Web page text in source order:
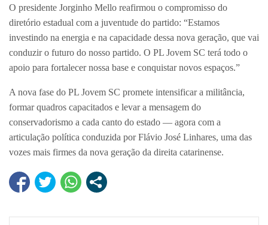
O presidente Jorginho Mello reafirmou o compromisso do
diretório estadual com a juventude do partido: “Estamos
investindo na energia e na capacidade dessa nova geração, que vai
conduzir o futuro do nosso partido. O PL Jovem SC terá todo o
apoio para fortalecer nossa base e conquistar novos espaços.”
A nova fase do PL Jovem SC promete intensificar a militância,
formar quadros capacitados e levar a mensagem do
conservadorismo a cada canto do estado — agora com a
articulação política conduzida por Flávio José Linhares, uma das
vozes mais firmes da nova geração da direita catarinense.